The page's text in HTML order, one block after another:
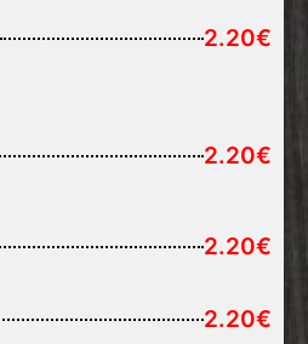
2.20€
2.20€
2.20€
2.20€